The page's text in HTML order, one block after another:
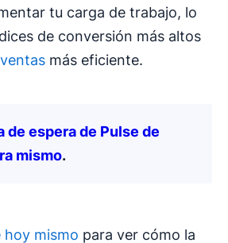
tu carga de trabajo, lo
de conversión más altos
más eficiente.
de espera de Pulse de
mismo.
hoy mismo para ver cómo la